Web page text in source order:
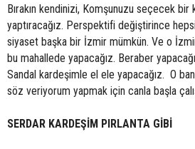
Bırakın kendinizi, Komşunuzu seçecek bir
yaptıracağız. Perspektifi değiştirince
siyaset başka bir İzmir mümkün. Ve o
bu mahallede yapacağız. Beraber
Sandal kardeşimle el ele yapacağız. O
söz veriyorum yapmak için canla başla
SERDAR KARDEŞİM PIRLANTA GİBİ